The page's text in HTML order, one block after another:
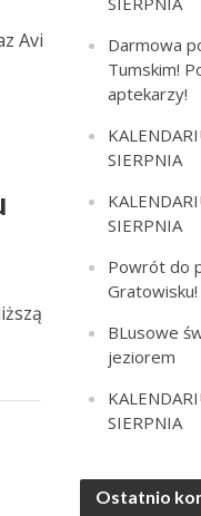
Avi
Darmowa
Tumskim!
aptekarzy!
SIERPNIA
SIERPNIA
Powrót do
Gratowisku!
BLusowe
jeziorem
SIERPNIA
Ostatnio